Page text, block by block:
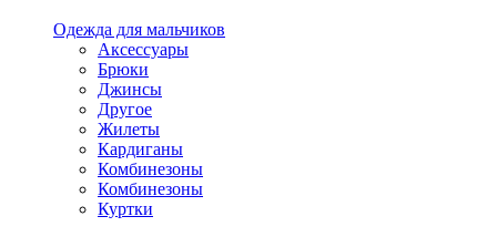
Одежда для мальчиков
Аксессуары
Брюки
Джинсы
Другое
Жилеты
Кардиганы
Комбинезоны
Комбинезоны
Куртки